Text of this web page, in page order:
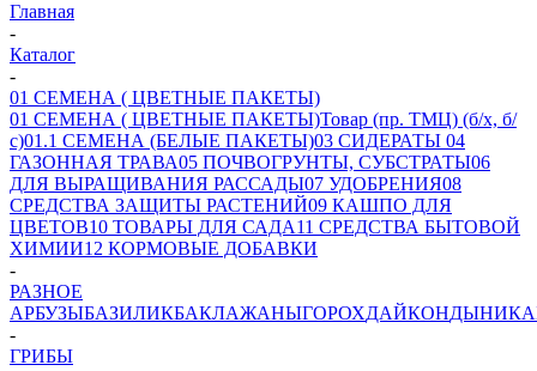
Главная
-
Каталог
-
01 СЕМЕНА ( ЦВЕТНЫЕ ПАКЕТЫ)
01 СЕМЕНА ( ЦВЕТНЫЕ ПАКЕТЫ)Товар (пр. ТМЦ) (б/х, б/
с)01.1 СЕМЕНА (БЕЛЫЕ ПАКЕТЫ)03 СИДЕРАТЫ 04
ГАЗОННАЯ ТРАВА05 ПОЧВОГРУНТЫ, СУБСТРАТЫ06
ДЛЯ ВЫРАЩИВАНИЯ РАССАДЫ07 УДОБРЕНИЯ08
СРЕДСТВА ЗАЩИТЫ РАСТЕНИЙ09 КАШПО ДЛЯ
ЦВЕТОВ10 ТОВАРЫ ДЛЯ САДА11 СРЕДСТВА БЫТОВОЙ
ХИМИИ12 КОРМОВЫЕ ДОБАВКИ
-
РАЗНОЕ
АРБУЗЫБАЗИЛИКБАКЛАЖАНЫГОРОХДАЙКОНДЫНИ
-
ГРИБЫ